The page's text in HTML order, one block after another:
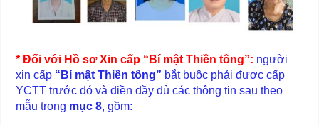
* Đối với Hồ sơ Xin cấp “Bí mật Thiền tông”: người
xin cấp “Bí mật Thiền tông” bắt buộc phải được cấp
YCTT trước đó và điền đầy đủ các thông tin sau theo
mẫu trong mục 8, gồm: